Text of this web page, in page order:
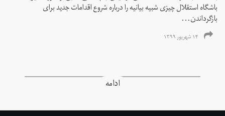
باشگاه استقلال چیزی شبیه بیانیه را درباره شروع اقدامات جدید برای
بازگرداندن...
۱۴ شهریور ۱۳۹۹
ادامه